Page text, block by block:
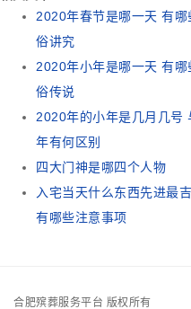
2020年春节是哪一天 有哪
俗讲究
2020年小年是哪一天 有哪
俗传说
2020年的小年是几月几号
年有何区别
四大门神是哪四个人物
入宅当天什么东西先进最吉
有哪些注意事项
合肥殡葬服务平台 版权所有